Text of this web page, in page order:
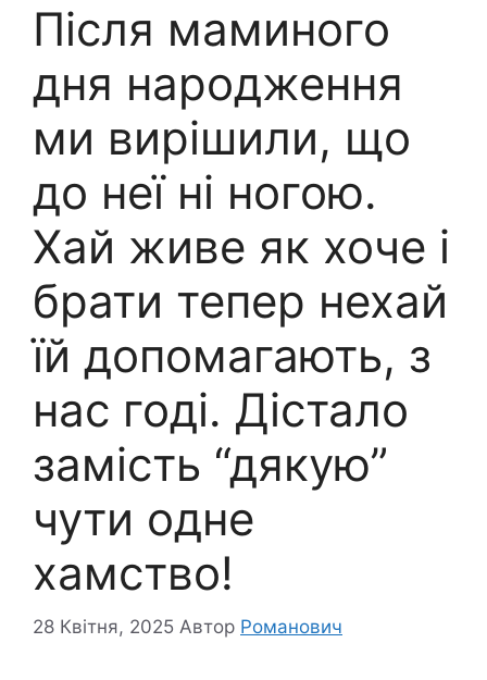
Після маминого
дня народження
ми вирішили, що
до неї ні ногою.
Хай живе як хоче і
брати тепер нехай
їй допомагають, з
нас годі. Дістало
замість “дякую”
чути одне
хамство!
28 Квітня, 2025 Автор Романович